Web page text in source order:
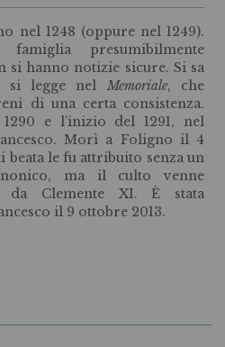
nel 1248 (oppure nel 1249).
presumibilmente
si hanno notizie sicure. Si sa
si legge nel Memoriale, che
di una certa consistenza.
e l’inizio del 1291, nel
Morì a Foligno il 4
beata le fu attribuito senza un
ma il culto venne
da Clemente XI. È stata
il 9 ottobre 2013.